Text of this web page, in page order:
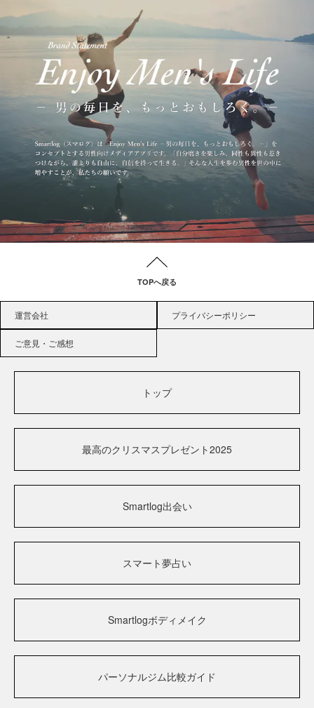
TOPへ戻る
運営会社 プライバシーポリシー
ご意見・ご感想
トップ
最高のクリスマスプレゼント2025
Smartlog出会い
スマート夢占い
Smartlogボディメイク
パーソナルジム比較ガイド